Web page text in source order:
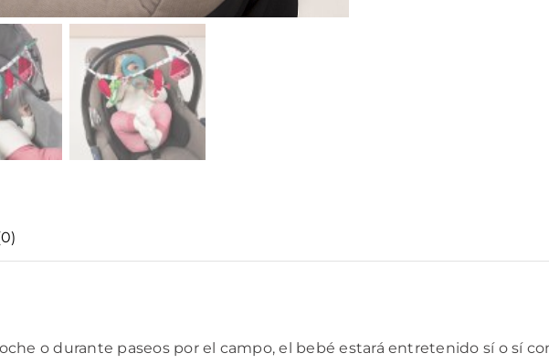
o durante paseos por el campo, el bebé estará entretenido sí o sí